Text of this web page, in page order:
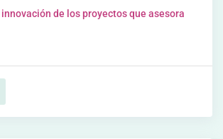
de los proyectos que asesora